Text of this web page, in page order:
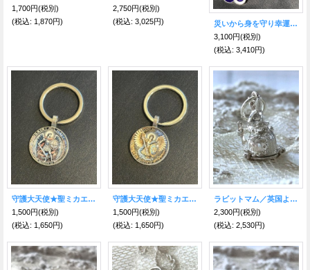
1,700円(税別)
(税込: 1,870円)
2,750円(税別)
(税込: 3,025円)
災いから身を守り幸運を引き寄せる！ハムサ・ファティマ キーリング
3,100円(税別)
(税込: 3,410円)
守護大天使★聖ミカエルキーリング
1,500円(税別)
(税込: 1,650円)
守護大天使★聖ミカエルキーリング
1,500円(税別)
(税込: 1,650円)
ラビットマム／英国より幸運のシルバーチャーム
2,300円(税別)
(税込: 2,530円)